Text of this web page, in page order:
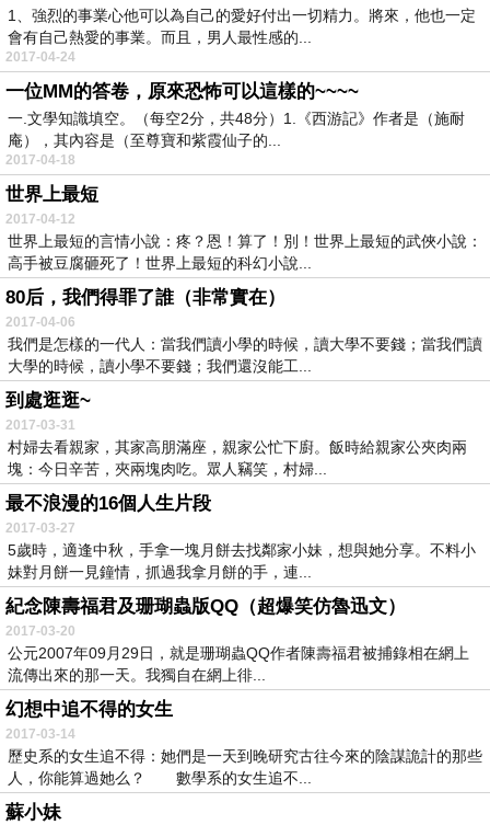
1、強烈的事業心他可以為自己的愛好付出一切精力。將來，他也一定
會有自己熱愛的事業。而且，男人最性感的...
2017-04-24
一位MM的答卷，原來恐怖可以這樣的~~~~
一.文學知識填空。（每空2分，共48分）1.《西游記》作者是（施耐
庵），其內容是（至尊寶和紫霞仙子的...
2017-04-18
世界上最短
2017-04-12
世界上最短的言情小說：疼？恩！算了！別！世界上最短的武俠小說：
高手被豆腐砸死了！世界上最短的科幻小說...
80后，我們得罪了誰（非常實在）
2017-04-06
我們是怎樣的一代人：當我們讀小學的時候，讀大學不要錢；當我們讀
大學的時候，讀小學不要錢；我們還沒能工...
到處逛逛~
2017-03-31
村婦去看親家，其家高朋滿座，親家公忙下廚。飯時給親家公夾肉兩
塊：今日辛苦，夾兩塊肉吃。眾人竊笑，村婦...
最不浪漫的16個人生片段
2017-03-27
5歲時，適逢中秋，手拿一塊月餅去找鄰家小妹，想與她分享。不料小
妹對月餅一見鐘情，抓過我拿月餅的手，連...
紀念陳壽福君及珊瑚蟲版QQ（超爆笑仿魯迅文）
2017-03-20
公元2007年09月29日，就是珊瑚蟲QQ作者陳壽福君被捕錄相在網上
流傳出來的那一天。我獨自在網上徘...
幻想中追不得的女生
2017-03-14
歷史系的女生追不得：她們是一天到晚研究古往今來的陰謀詭計的那些
人，你能算過她么？ 數學系的女生追不...
蘇小妹